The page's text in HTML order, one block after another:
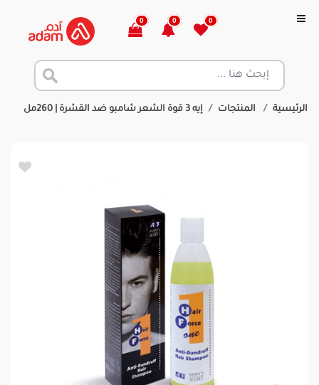
0
0
0
الرئيسية المنتجات إيه 3 قوة الشعر شامبو ضد القشرة | 260مل